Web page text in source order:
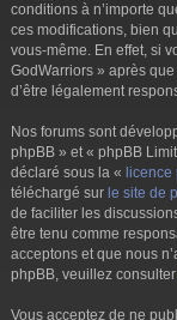
conditions à n’importe
ces modifications, bien
vous-même. En effet, si
GodWarriors » après
d’être légalement
Nos forums sont
phpBB » et « phpBB
déclaré sous la «
téléchargé sur le site de
de faciliter les
être tenu comme
acceptons et que nous
phpBB, veuillez consulter
Vous acceptez de ne